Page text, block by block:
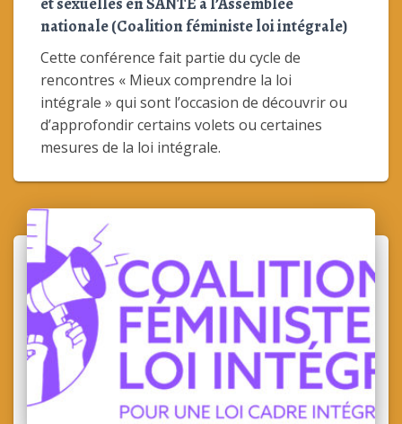
nationale (Coalition féministe loi intégrale)
Cette conférence fait partie du cycle de
rencontres « Mieux comprendre la loi
intégrale » qui sont l’occasion de découvrir ou
d’approfondir certains volets ou certaines
mesures de la loi intégrale.